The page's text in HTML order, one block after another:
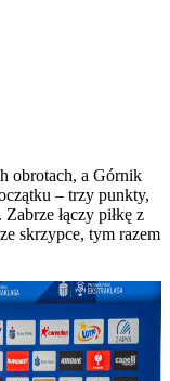
obrotach, a Górnik
– trzy punkty,
łączy piłkę z
skrzypce, tym razem